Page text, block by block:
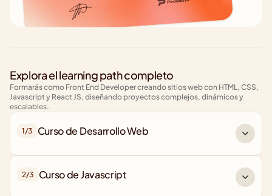
Explora el learning path completo
Formarás como Front End Developer creando sitios web con HTML, CSS,
Javascript y React JS, diseñando proyectos complejos, dinámicos y
escalables.
1/3 Curso de Desarrollo Web
2/3 Curso de Javascript